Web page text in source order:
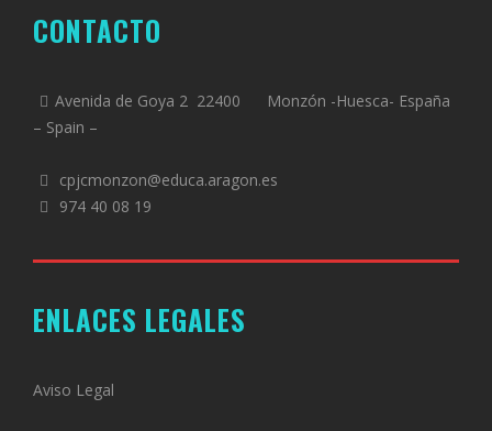
CONTACTO
Avenida de Goya 2 22400 Monzón -Huesca- España
– Spain –
cpjcmonzon@educa.aragon.es
974 40 08 19
ENLACES LEGALES
Aviso Legal